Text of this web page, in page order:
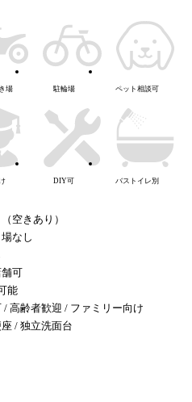
場 駐輪場 ペット相談可
DIY可 バストイレ別
空きあり）
なし
可
能
/ 高齢者歓迎 / ファミリー向け
/ 独立洗面台